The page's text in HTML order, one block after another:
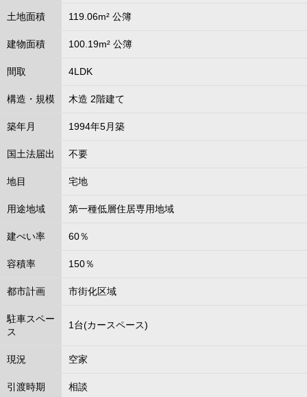
土地面積 119.06m² 公簿
建物面積 100.19m² 公簿
間取 4LDK
構造・規模 木造 2階建て
築年月 1994年5月築
国土法届出 不要
地目 宅地
用途地域 第一種低層住居専用地域
建ぺい率 60％
容積率 150％
都市計画 市街化区域
駐車スペー
ス
1台(カースペース)
現況 空家
引渡時期 相談